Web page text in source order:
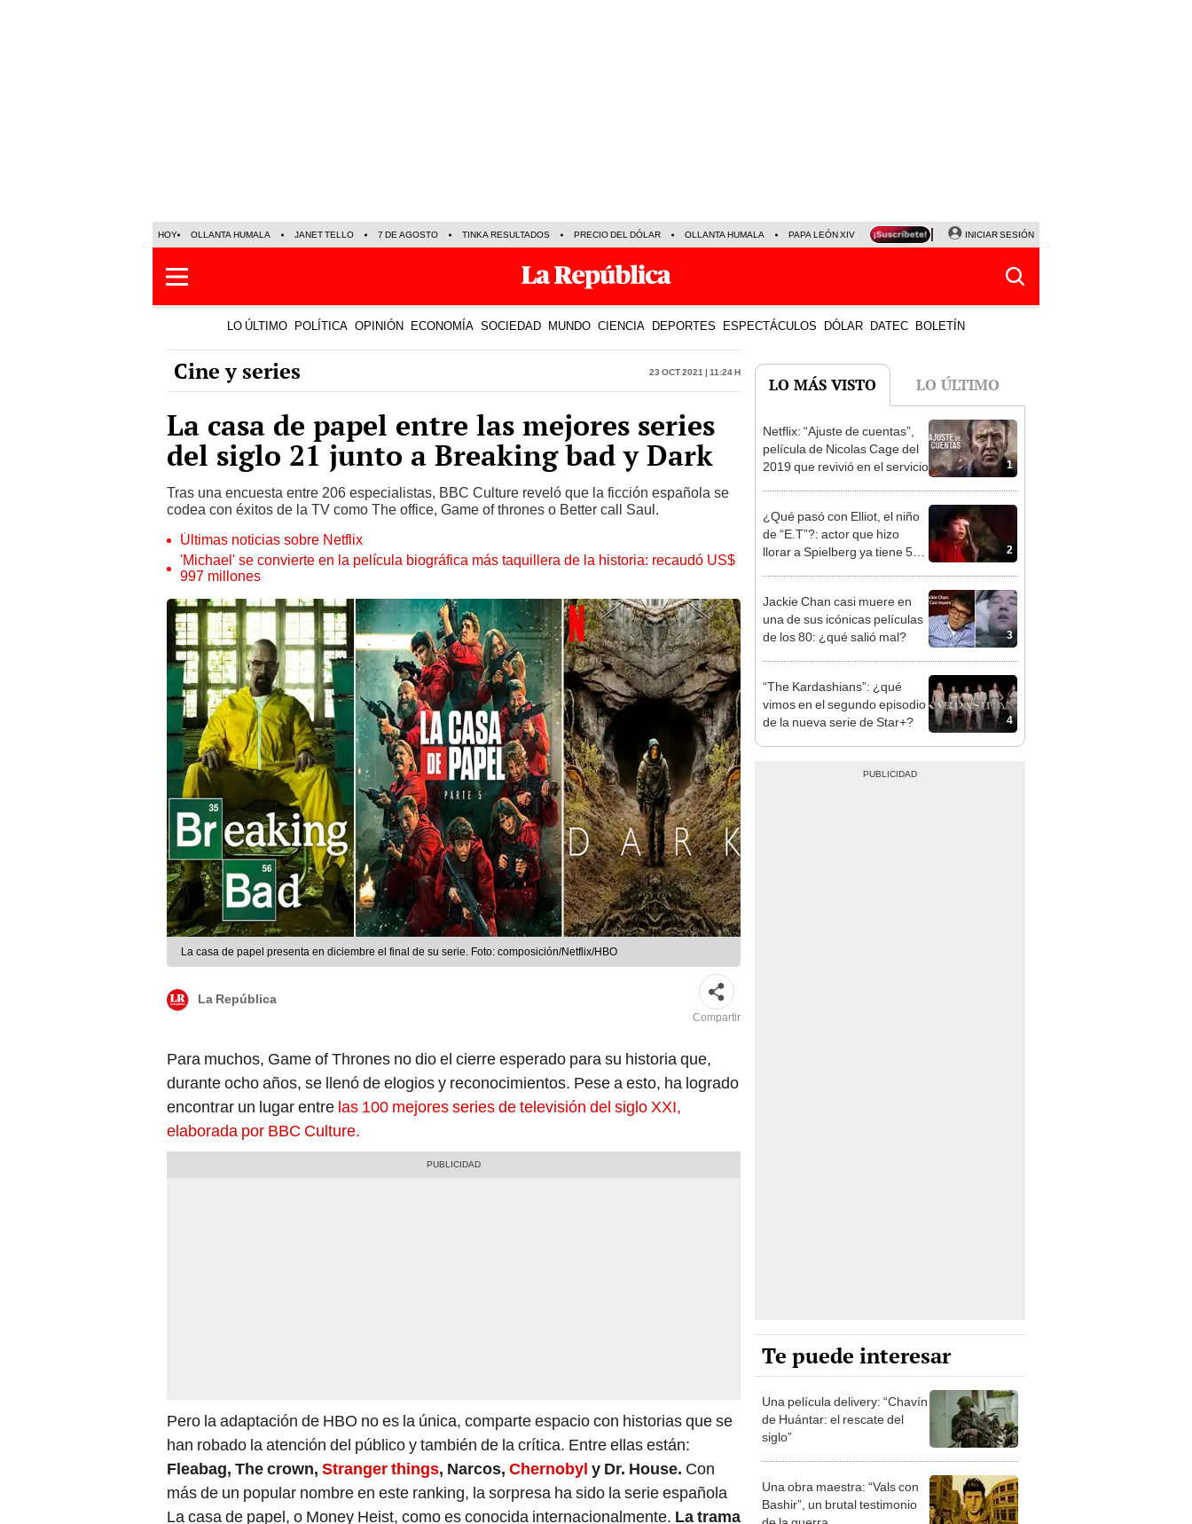
HOY OLLANTA HUMALA JANET TELLO 7 DE AGOSTO TINKA RESULTADOS PRECIO DEL DÓLAR OLLANTA HUMALA PAPA LEÓN XIV NALDY SALDAÑA LA BELLA LUZ
INICIAR SESIÓN
LO ÚLTIMO POLÍTICA OPINIÓN ECONOMÍA SOCIEDAD MUNDO CIENCIA DEPORTES ESPECTÁCULOS DÓLAR DATEC BOLETÍN
Cine y series 23 Oct 2021 | 11:24 h
La casa de papel entre las mejores series
del siglo 21 junto a Breaking bad y Dark
Tras una encuesta entre 206 especialistas, BBC Culture reveló que la ficción española se
codea con éxitos de la TV como The office, Game of thrones o Better call Saul.
Últimas noticias sobre Netflix
'Michael' se convierte en la película biográfica más taquillera de la historia: recaudó US$
997 millones
La casa de papel presenta en diciembre el final de su serie. Foto: composición/Netflix/HBO
La República
Compartir
Para muchos, Game of Thrones no dio el cierre esperado para su historia que,
durante ocho años, se llenó de elogios y reconocimientos. Pese a esto, ha logrado
encontrar un lugar entre las 100 mejores series de televisión del siglo XXI,
elaborada por BBC Culture.
Pero la adaptación de HBO no es la única, comparte espacio con historias que se
han robado la atención del público y también de la crítica. Entre ellas están:
Fleabag, The crown, Stranger things, Narcos, Chernobyl y Dr. House. Con
más de un popular nombre en este ranking, la sorpresa ha sido la serie española
La casa de papel, o Money Heist, como es conocida internacionalmente. La trama
LO MÁS VISTO LO ÚLTIMO
1
Netflix: “Ajuste de cuentas”,
película de Nicolas Cage del
2019 que revivió en el servicio
2
¿Qué pasó con Elliot, el niño
de “E.T”?: actor que hizo
llorar a Spielberg ya tiene 51
3
Jackie Chan casi muere en
una de sus icónicas películas
de los 80: ¿qué salió mal?
4
“The Kardashians”: ¿qué
vimos en el segundo episodio
de la nueva serie de Star+?
Te puede interesar
Una película delivery: “Chavín
de Huántar: el rescate del
siglo”
Una obra maestra: “Vals con
Bashir”, un brutal testimonio